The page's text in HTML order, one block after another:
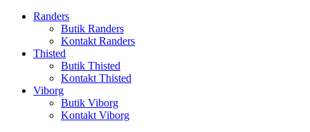
Randers
Butik Randers
Kontakt Randers
Thisted
Butik Thisted
Kontakt Thisted
Viborg
Butik Viborg
Kontakt Viborg